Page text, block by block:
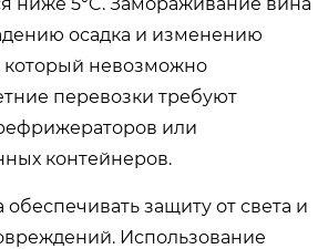
осадка и изменению
который невозможно
перевозки требуют
или
контейнеров.
защиту от света и
Использование